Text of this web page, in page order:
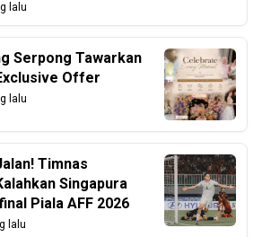
lalu
Serpong Tawarkan
Offer
lalu
Timnas
Singapura
Piala AFF 2026
lalu